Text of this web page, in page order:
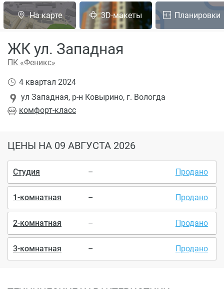
На карте 3D-макеты Планировки
ЖК ул. Западная
ПК «Феникс»
комфорт-класс
ул Западная, р-н Ковырино, г. Вологда
4 квартал 2024
ЦЕНЫ НА 09 АВГУСТА 2026
Студия – Продано
1-комнатная – Продано
2-комнатная – Продано
3-комнатная – Продано